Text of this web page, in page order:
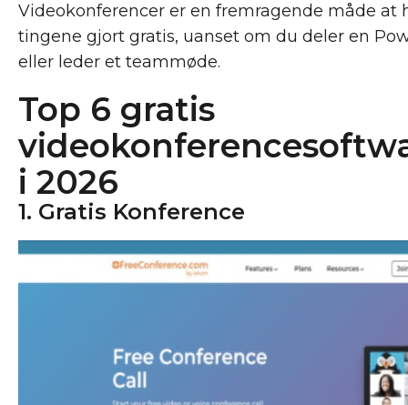
Videokonferencer er en fremragende måde at
tingene gjort gratis, uanset om du deler en
eller leder et teammøde.
Top 6 gratis
i 2026
1. Gratis Konference